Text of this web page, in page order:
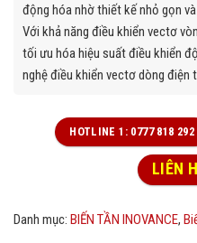
động hóa nhờ thiết kế nhỏ gọn
Với khả năng điều khiển vectơ
tối ưu hóa hiệu suất điều khiển
nghệ điều khiển vectơ dòng điện
HOTLINE 1: 0777 818 292
LIÊN
Danh mục: BIẾN TẦN INOVANCE,